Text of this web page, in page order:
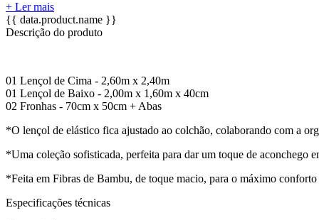
+ Ler mais
{{ data.product.name }}
Descrição do produto
01 Lençol de Cima - 2,60m x 2,40m
01 Lençol de Baixo - 2,00m x 1,60m x 40cm
02 Fronhas - 70cm x 50cm + Abas
*O lençol de elástico fica ajustado ao colchão, colaborando com a
*Uma coleção sofisticada, perfeita para dar um toque de aconchego
*Feita em Fibras de Bambu, de toque macio, para o máximo conforto
Especificações técnicas